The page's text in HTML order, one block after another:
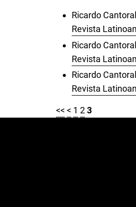
Ricardo
Revista
Ricardo
Revista
Ricardo
Revista
<< < 1 23